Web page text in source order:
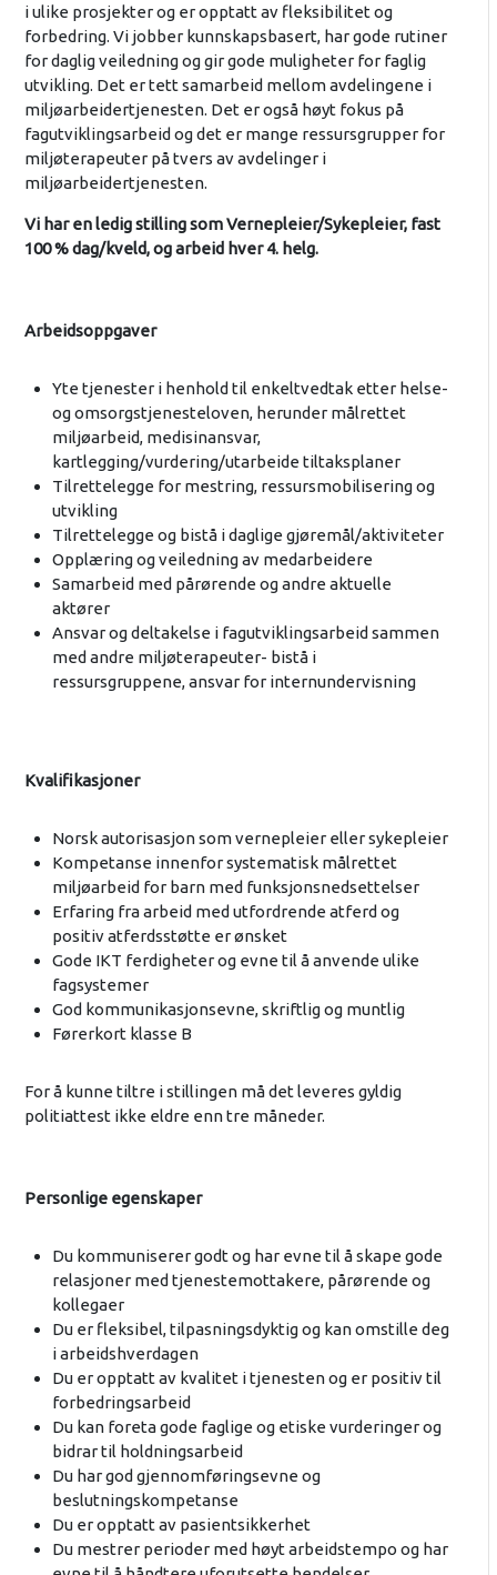
i ulike prosjekter og er opptatt av fleksibilitet og
forbedring. Vi jobber kunnskapsbasert, har gode rutiner
for daglig veiledning og gir gode muligheter for faglig
utvikling. Det er tett samarbeid mellom avdelingene i
miljøarbeidertjenesten. Det er også høyt fokus på
fagutviklingsarbeid og det er mange ressursgrupper for
miljøterapeuter på tvers av avdelinger i
miljøarbeidertjenesten.
Vi har en ledig stilling som Vernepleier/Sykepleier, fast
100 % dag/kveld, og arbeid hver 4. helg.
Arbeidsoppgaver
Yte tjenester i henhold til enkeltvedtak etter helse-
og omsorgstjenesteloven, herunder målrettet
miljøarbeid, medisinansvar,
kartlegging/vurdering/utarbeide tiltaksplaner
Tilrettelegge for mestring, ressursmobilisering og
utvikling
Tilrettelegge og bistå i daglige gjøremål/aktiviteter
Opplæring og veiledning av medarbeidere
Samarbeid med pårørende og andre aktuelle
aktører
Ansvar og deltakelse i fagutviklingsarbeid sammen
med andre miljøterapeuter- bistå i
ressursgruppene, ansvar for internundervisning
Kvalifikasjoner
Norsk autorisasjon som vernepleier eller sykepleier
Kompetanse innenfor systematisk målrettet
miljøarbeid for barn med funksjonsnedsettelser
Erfaring fra arbeid med utfordrende atferd og
positiv atferdsstøtte er ønsket
Gode IKT ferdigheter og evne til å anvende ulike
fagsystemer
God kommunikasjonsevne, skriftlig og muntlig
Førerkort klasse B
For å kunne tiltre i stillingen må det leveres gyldig
politiattest ikke eldre enn tre måneder.
Personlige egenskaper
Du kommuniserer godt og har evne til å skape gode
relasjoner med tjenestemottakere, pårørende og
kollegaer
Du er fleksibel, tilpasningsdyktig og kan omstille deg
i arbeidshverdagen
Du er opptatt av kvalitet i tjenesten og er positiv til
forbedringsarbeid
Du kan foreta gode faglige og etiske vurderinger og
bidrar til holdningsarbeid
Du har god gjennomføringsevne og
beslutningskompetanse
Du er opptatt av pasientsikkerhet
Du mestrer perioder med høyt arbeidstempo og har